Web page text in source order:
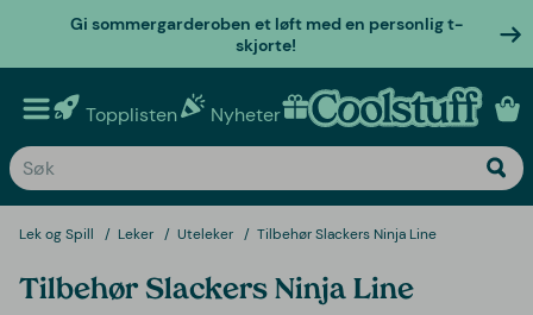
Gi sommergarderoben et løft med en personlig t-
skjorte!
Topplisten Nyheter Personlige gaver
Lek og Spill Leker Uteleker Tilbehør Slackers Ninja Line
Tilbehør Slackers Ninja Line